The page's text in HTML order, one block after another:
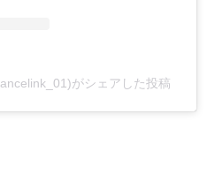
がシェアした投稿